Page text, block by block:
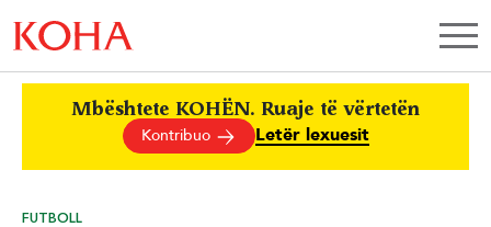
Mbështete KOHËN. Ruaje të vërtetën
Kontribuo Letër lexuesit
FUTBOLL